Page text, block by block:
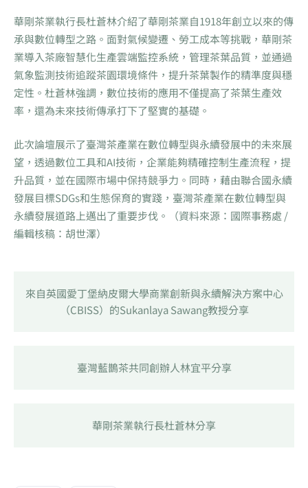
華剛茶業執行長杜蒼林介紹了華剛茶業自1918年創立以來的傳
承與數位轉型之路。面對氣候變遷、勞工成本等挑戰，華剛茶
業導入茶廠智慧化生產雲端監控系統，管理茶葉品質，並通過
氣象監測技術追蹤茶園環境條件，提升茶葉製作的精準度與穩
定性。杜蒼林強調，數位技術的應用不僅提高了茶葉生產效
率，還為未來技術傳承打下了堅實的基礎。
此次論壇展示了臺灣茶產業在數位轉型與永續發展中的未來展
望，透過數位工具和AI技術，企業能夠精確控制生產流程，提
升品質，並在國際市場中保持競爭力。同時，藉由聯合國永續
發展目標SDGs和生態保育的實踐，臺灣茶產業在數位轉型與
永續發展道路上邁出了重要步伐。（資料來源：國際事務處 /
編輯核稿：胡世澤）
來自英國愛丁堡納皮爾大學商業創新與永續解決方案中心
（CBISS）的Sukanlaya Sawang教授分享
臺灣藍鵲茶共同創辦人林宜平分享
華剛茶業執行長杜蒼林分享